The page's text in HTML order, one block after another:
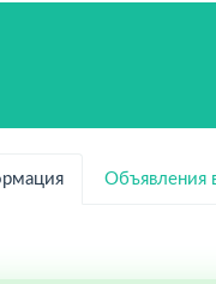
Объявления